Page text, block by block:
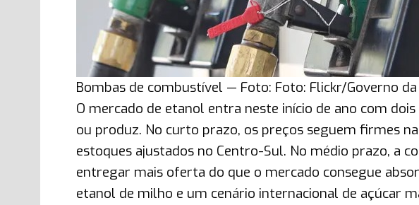
Bombas de combustível — Foto: Foto: Flickr/Governo da
O mercado de etanol entra neste início de ano com
ou produz. No curto prazo, os preços seguem firmes
estoques ajustados no Centro-Sul. No médio prazo, a
entregar mais oferta do que o mercado consegue
etanol de milho e um cenário internacional de açúcar